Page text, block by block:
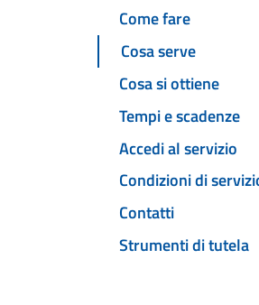
Come fare
Cosa serve
Cosa si ottiene
Tempi e scadenze
Accedi al servizio
Condizioni di
Contatti
Strumenti di tutela